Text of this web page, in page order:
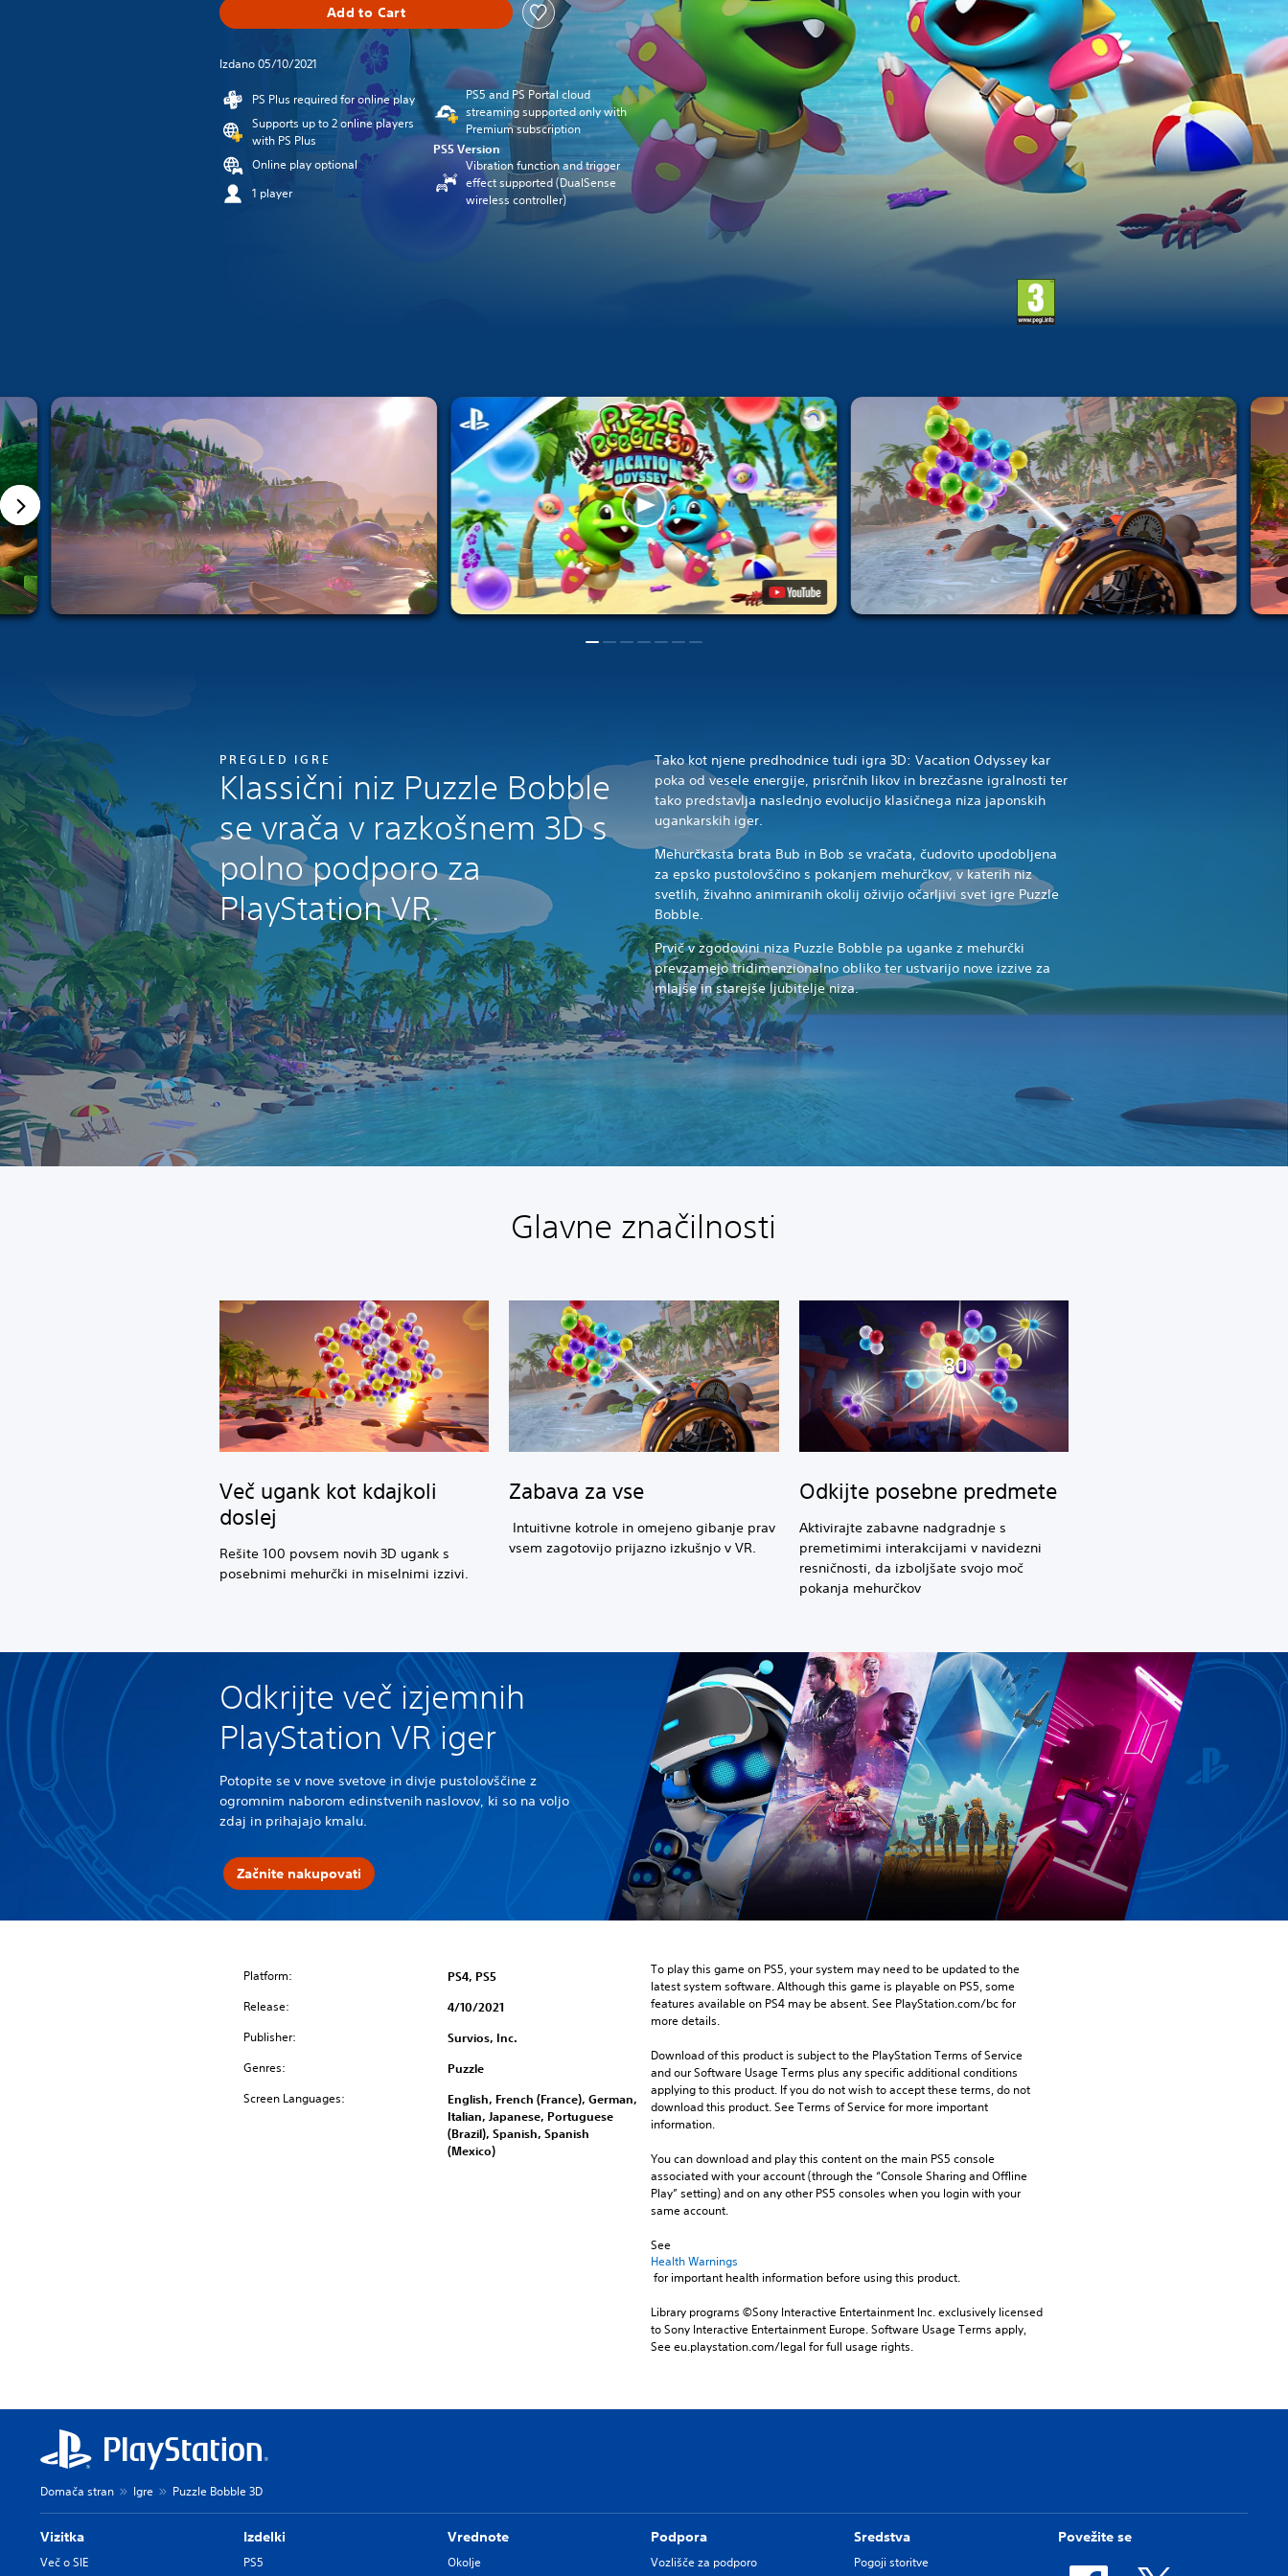
Add to Cart
Izdano 05/10/2021
PS Plus required for online play
Supports up to 2 online players
with PS Plus
Online play optional
1 player
PS5 and PS Portal cloud
streaming supported only with
Premium subscription
PS5 Version
Vibration function and trigger
effect supported (DualSense
wireless controller)
PREGLED IGRE
Klassični niz Puzzle Bobble
se vrača v razkošnem 3D s
polno podporo za
PlayStation VR.
Tako kot njene predhodnice tudi igra 3D: Vacation Odyssey kar
poka od vesele energije, prisrčnih likov in brezčasne igralnosti ter
tako predstavlja naslednjo evolucijo klasičnega niza japonskih
ugankarskih iger.
Mehurčkasta brata Bub in Bob se vračata, čudovito upodobljena
za epsko pustolovščino s pokanjem mehurčkov, v katerih niz
svetlih, živahno animiranih okolij oživijo očarljivi svet igre Puzzle
Bobble.
Prvič v zgodovini niza Puzzle Bobble pa uganke z mehurčki
prevzamejo tridimenzionalno obliko ter ustvarijo nove izzive za
mlajše in starejše ljubitelje niza.
Glavne značilnosti
Več ugank kot kdajkoli
doslej
Rešite 100 povsem novih 3D ugank s
posebnimi mehurčki in miselnimi izzivi.
Zabava za vse
Intuitivne kotrole in omejeno gibanje prav
vsem zagotovijo prijazno izkušnjo v VR.
Odkijte posebne predmete
Aktivirajte zabavne nadgradnje s
premetimimi interakcijami v navidezni
resničnosti, da izboljšate svojo moč
pokanja mehurčkov
Odkrijte več izjemnih
PlayStation VR iger
Potopite se v nove svetove in divje pustolovščine z
ogromnim naborom edinstvenih naslovov, ki so na voljo
zdaj in prihajajo kmalu.
Začnite nakupovati
Platform: PS4, PS5
Release: 4/10/2021
Publisher: Survios, Inc.
Genres: Puzzle
Screen Languages:
English, French (France), German,
Italian, Japanese, Portuguese
(Brazil), Spanish, Spanish
(Mexico)
To play this game on PS5, your system may need to be updated to the
latest system software. Although this game is playable on PS5, some
features available on PS4 may be absent. See PlayStation.com/bc for
more details.
Download of this product is subject to the PlayStation Terms of Service
and our Software Usage Terms plus any specific additional conditions
applying to this product. If you do not wish to accept these terms, do not
download this product. See Terms of Service for more important
information.
You can download and play this content on the main PS5 console
associated with your account (through the “Console Sharing and Offline
Play” setting) and on any other PS5 consoles when you login with your
same account.
See
Health Warnings
for important health information before using this product.
Library programs ©Sony Interactive Entertainment Inc. exclusively licensed
to Sony Interactive Entertainment Europe. Software Usage Terms apply,
See eu.playstation.com/legal for full usage rights.
Domača stran Igre Puzzle Bobble 3D
Vizitka
Več o SIE
Izdelki
PS5
Vrednote
Okolje
Podpora
Vozlišče za podporo
Sredstva
Pogoji storitve
Povežite se